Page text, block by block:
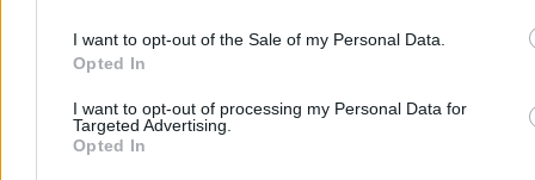
I want to opt-out of the Sale of my Personal Data.
Opted In
I want to opt-out of processing my Personal Data for
Targeted Advertising.
Opted In